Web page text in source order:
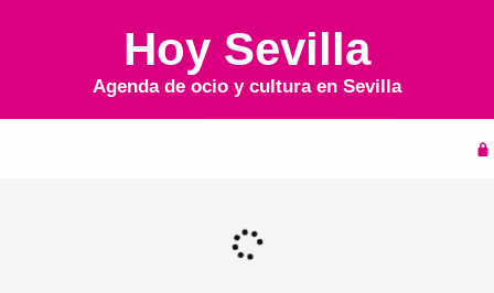
Hoy Sevilla
Agenda de ocio y cultura en Sevilla